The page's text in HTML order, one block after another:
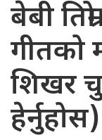
बेबी
गीतको
शिखर
हेर्नुहोस)